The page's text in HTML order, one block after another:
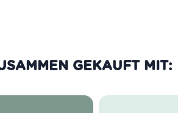
GEKAUFT MIT: